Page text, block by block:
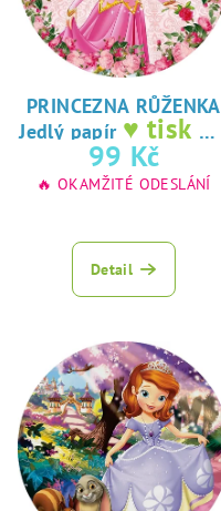
PRINCEZNA RŮŽENKA
Jedlý papír ♥ tisk na
jedlý papír
99 Kč
🔥 OKAMŽITÉ ODESLÁNÍ
Detail